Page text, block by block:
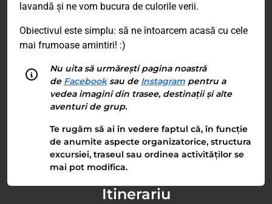
lavandă și ne vom bucura de culorile verii.
Obiectivul este simplu: să ne întoarcem acasă cu cele
mai frumoase amintiri! :)
Nu uita să urmărești pagina noastră
de Facebooksau de Instagram pentru a
vedea imagini din trasee, destinații și alte
aventuri de grup.
Te rugăm să ai în vedere faptul că, în funcție
de anumite aspecte organizatorice, structura
excursiei, traseul sau ordinea activităților se
mai pot modifica.
Itinerariu